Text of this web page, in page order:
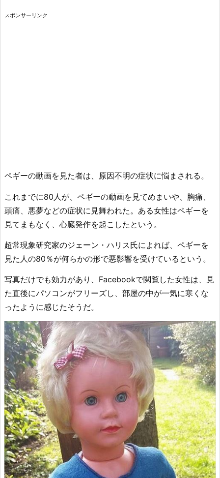
スポンサーリンク
ペギーの動画を見た者は、原因不明の症状に悩まされる。
これまでに80人が、ペギーの動画を見てめまいや、胸痛、
頭痛、悪夢などの症状に見舞われた。ある女性はペギーを
見てまもなく、心臓発作を起こしたという。
超常現象研究家のジェーン・ハリス氏によれば、ペギーを
見た人の80％が何らかの形で悪影響を受けているという。
写真だけでも効力があり、Facebookで閲覧した女性は、見
た直後にパソコンがフリーズし、部屋の中が一気に寒くな
ったように感じたそうだ。